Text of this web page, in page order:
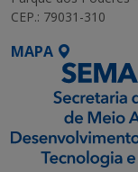
CEP.: 79031-310
MAPA